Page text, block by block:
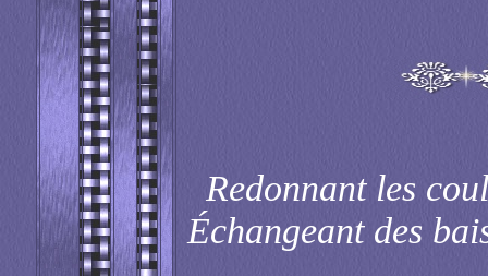
Redonnant les
Échangeant des